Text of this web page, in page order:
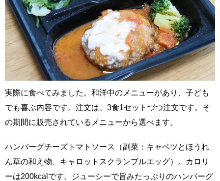
実際に食べてみました。和洋中のメニューがあり、子ども
でも喜ぶ内容です。注文は、3食1セットづつ注文です。そ
の期間に販売されているメニューから選べます。
ハンバーグチーズトマトソース（副菜：キャベツとほうれ
ん草の和え物、キャロットスクランブルエッグ）。カロリ
ーは200kcalです。ジューシーで旨みたっぷりのハンバーグ